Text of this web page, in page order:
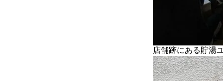
店舗跡にある貯湯